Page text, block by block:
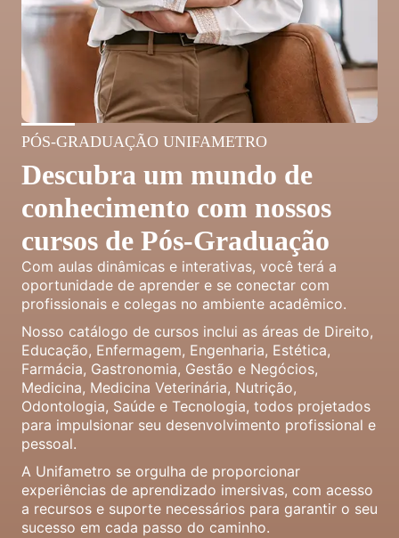
PÓS-GRADUAÇÃO UNIFAMETRO
Descubra um mundo de
conhecimento com nossos
cursos de Pós-Graduação
Com aulas dinâmicas e interativas, você terá a
oportunidade de aprender e se conectar com
profissionais e colegas no ambiente acadêmico.
Nosso catálogo de cursos inclui as áreas de Direito,
Educação, Enfermagem, Engenharia, Estética,
Farmácia, Gastronomia, Gestão e Negócios,
Medicina, Medicina Veterinária, Nutrição,
Odontologia, Saúde e Tecnologia, todos projetados
para impulsionar seu desenvolvimento profissional e
pessoal.
A Unifametro se orgulha de proporcionar
experiências de aprendizado imersivas, com acesso
a recursos e suporte necessários para garantir o seu
sucesso em cada passo do caminho.